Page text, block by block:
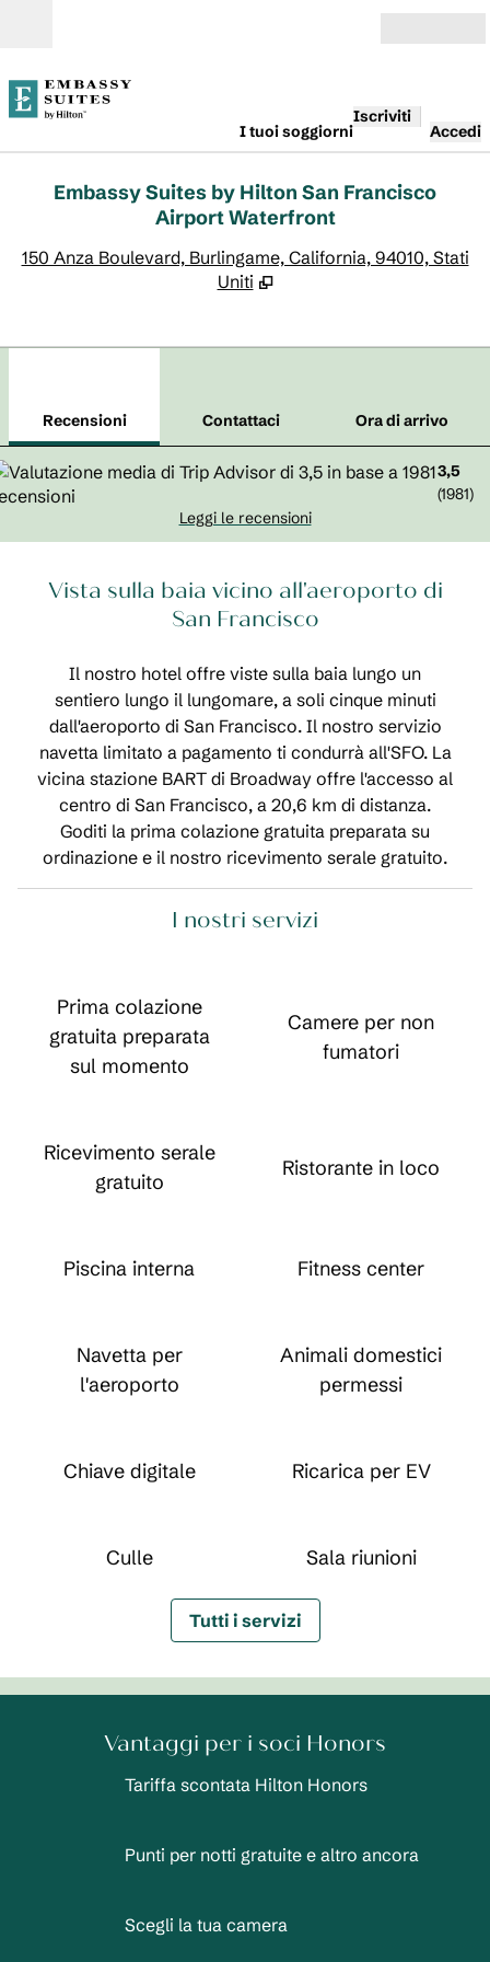
I tuoi soggiorni
Iscriviti
Accedi
Embassy Suites by Hilton San Francisco
Airport Waterfront
150 Anza Boulevard, Burlingame, California, 94010, Stati
Uniti
Recensioni Contattaci
Ora di arrivo
3,5
(1981)
Leggi le recensioni
Vista sulla baia vicino all'aeroporto di
San Francisco
Il nostro hotel offre viste sulla baia lungo un
sentiero lungo il lungomare, a soli cinque minuti
dall'aeroporto di San Francisco. Il nostro servizio
navetta limitato a pagamento ti condurrà all'SFO. La
vicina stazione BART di Broadway offre l'accesso al
centro di San Francisco, a 20,6 km di distanza.
Goditi la prima colazione gratuita preparata su
ordinazione e il nostro ricevimento serale gratuito.
I nostri servizi
Prima colazione
gratuita preparata
sul momento
Camere per non
fumatori
Ricevimento serale
gratuito
Ristorante in loco
Piscina interna Fitness center
Navetta per
l'aeroporto
Animali domestici
permessi
Chiave digitale Ricarica per EV
Culle Sala riunioni
Tutti i servizi
Vantaggi per i soci Honors
Tariffa scontata Hilton Honors
Punti per notti gratuite e altro ancora
Scegli la tua camera